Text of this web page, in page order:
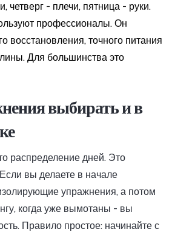
четверг - плечи, пятница - руки.
профессионалы. Он
восстановления, точного питания
Для большинства это
выбирать и в
распределение дней. Это
Если вы делаете в начале
упражнения, а потом
когда уже вымотаны - вы
Правило простое: начинайте с